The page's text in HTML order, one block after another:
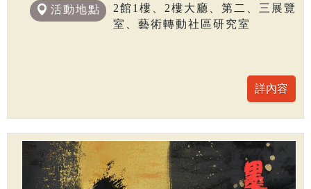
活動地點
2館1樓、2樓大廳、第二、三展覽
室、藝術轉動社區研究室